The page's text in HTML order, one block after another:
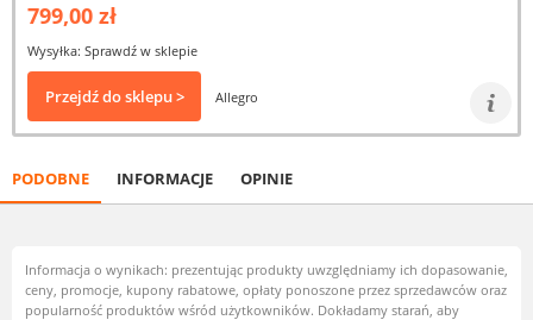
799,00 zł
Wysyłka: Sprawdź w sklepie
Przejdź do sklepu > Allegro
PODOBNE INFORMACJE OPINIE
Informacja o wynikach: prezentując produkty uwzględniamy ich dopasowanie,
ceny, promocje, kupony rabatowe, opłaty ponoszone przez sprzedawców oraz
popularność produktów wśród użytkowników. Dokładamy starań, aby